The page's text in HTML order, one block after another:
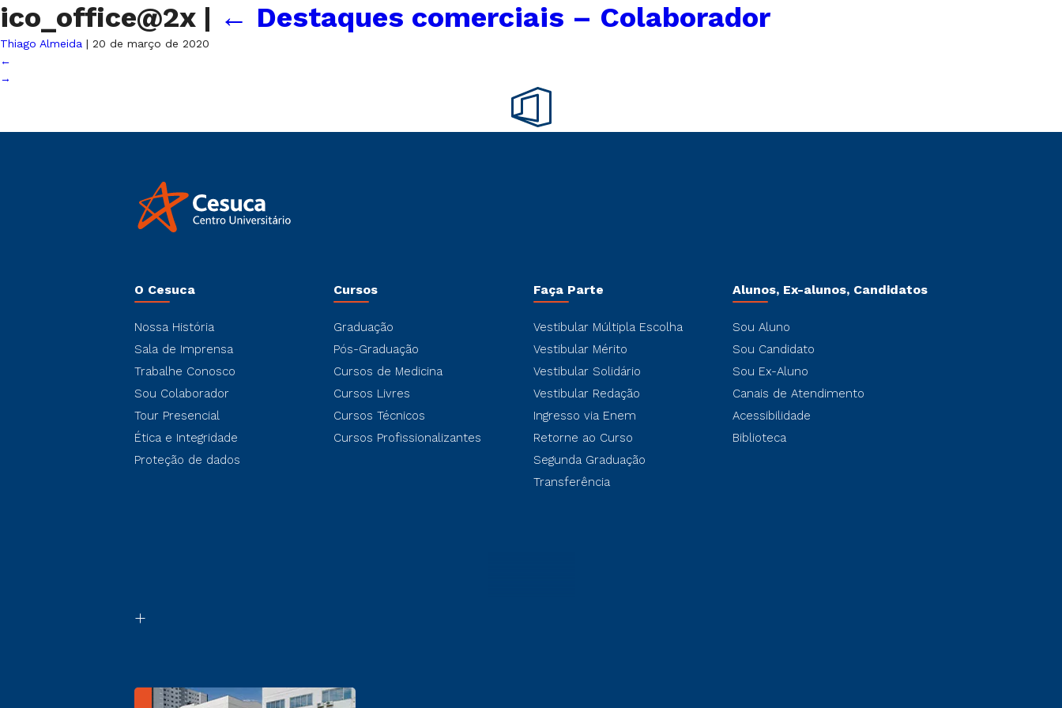
ico_office@2x | ← Destaques comerciais – Colaborador
Thiago Almeida | 20 de março de 2020
←
→
O Cesuca
Nossa História
Sala de Imprensa
Trabalhe Conosco
Sou Colaborador
Tour Presencial
Ética e Integridade
Proteção de dados
Cursos
Graduação
Pós-Graduação
Cursos de Medicina
Cursos Livres
Cursos Técnicos
Cursos Profissionalizantes
Faça Parte
Vestibular Múltipla Escolha
Vestibular Mérito
Vestibular Solidário
Vestibular Redação
Ingresso via Enem
Retorne ao Curso
Segunda Graduação
Transferência
Alunos, Ex-alunos, Candidatos
Sou Aluno
Sou Candidato
Sou Ex-Aluno
Canais de Atendimento
Acessibilidade
Biblioteca